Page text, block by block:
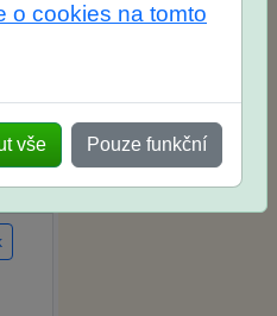
o cookies na tomto
vše Pouze funkční